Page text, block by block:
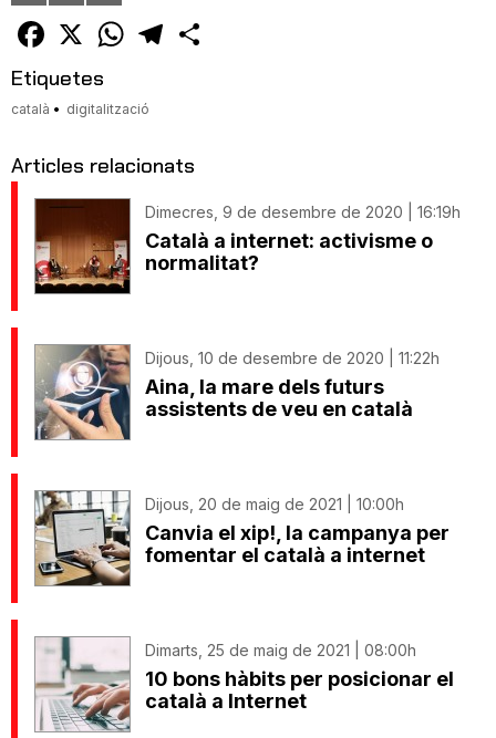
un
amic
Facebook
X WhatsAppTelegram
Etiquetes
català digitalització
Articles relacionats
Dimecres, 9 de desembre de 2020 | 16:19h
Català a internet: activisme o
normalitat?
Dijous, 10 de desembre de 2020 | 11:22h
Aina, la mare dels futurs
assistents de veu en català
Dijous, 20 de maig de 2021 | 10:00h
Canvia el xip!, la campanya per
fomentar el català a internet
Dimarts, 25 de maig de 2021 | 08:00h
10 bons hàbits per posicionar el
català a Internet